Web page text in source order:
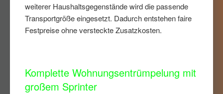
weiterer Haushaltsgegenstände wird die passende
Transportgröße eingesetzt. Dadurch entstehen faire
Festpreise ohne versteckte Zusatzkosten.
Komplette Wohnungsentrümpelung mit
großem Sprinter